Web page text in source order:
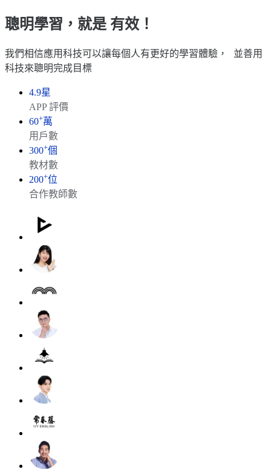
聰明學習，就是 有效 ！
我們相信應用科技可以讓每個人有更好的學習體驗， 並善用
科技來聰明完成目標
4.9星
APP 評價
60+萬
用戶數
300+個
教材數
200+位
合作教師數